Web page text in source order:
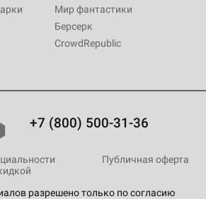
Мир фантастики
Берсерк
CrowdRepublic
+7 (800) 500-31-36
разрешено только по согласию
Публичная оферта